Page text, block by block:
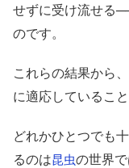
せずに受け流せる
のです。
これらの結果から
に適応しているこ
どれかひとつでも
るのは昆虫の世界